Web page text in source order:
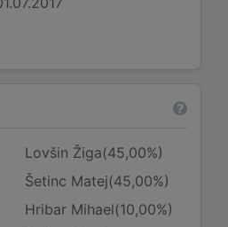
Lovšin Žiga(45,00%)
Šetinc Matej(45,00%)
Hribar Mihael(10,00%)